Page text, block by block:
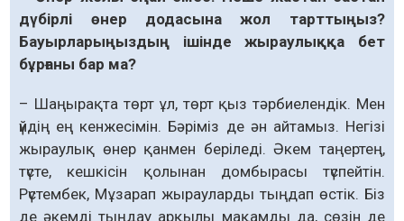
дүбірлі өнер додасына жол тарттыңыз?
Бауырларыңыздың ішінде жыраулыққа бет
бұрғаны бар ма?
– Шаңырақта төрт ұл, төрт қыз тәрбиелендік. Мен
үйдің ең кенжесімін. Бәріміз де ән айтамыз. Негізі
жыраулық өнер қанмен беріледі. Әкем таңертең,
түсте, кешкісін қолынан домбырасы түспейтін.
Рүстембек, Мұзарап жырауларды тыңдап өстік. Біз
де әкемді тыңдау арқылы мақамды да, сөзін де